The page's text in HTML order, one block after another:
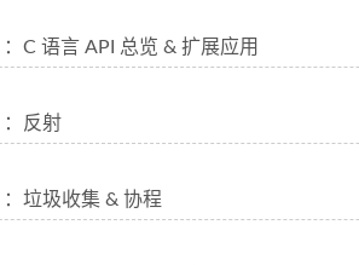
C 语言 API 总览 & 扩展应用
：反射
垃圾收集 & 协程